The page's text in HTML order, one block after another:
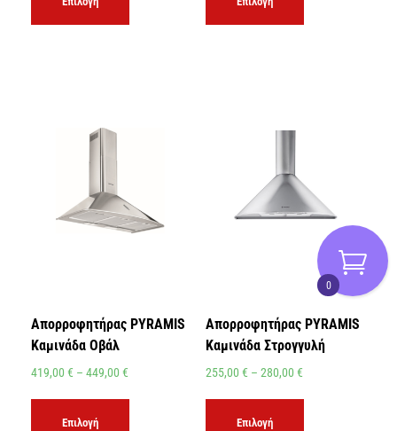
Απορροφητήρας PYRAMIS
Καμινάδα Οβάλ
419,00 € – 449,00 €
Επιλογή
Απορροφητήρας PYRAMIS
Καμινάδα Στρογγυλή
255,00 € – 280,00 €
Επιλογή
0